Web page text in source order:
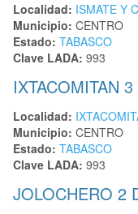
Localidad: ISMATE Y
Municipio: CENTRO
Estado: TABASCO
Clave LADA: 993
IXTACOMITAN
Localidad:
Municipio: CENTRO
Estado: TABASCO
Clave LADA: 993
JOLOCHERO 2